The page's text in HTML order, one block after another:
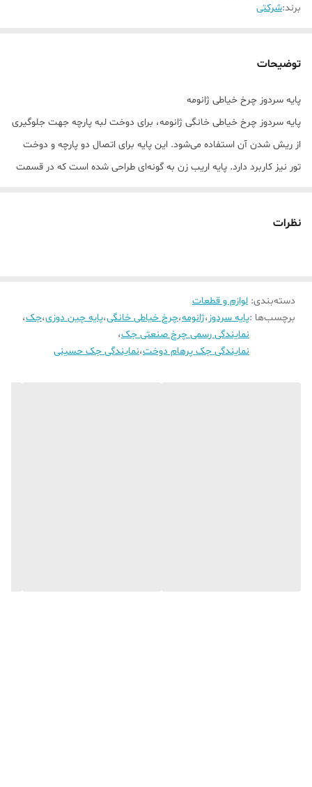
برند:شرکتی
توضیحات
پایه سردوز چرخ خیاطی ژانومه
پایه سردوز چرخ خیاطی خانگی ژانومه، برای دوخت لبه پارچه جهت جلوگیری
از ریش شدن آن استفاده می‌شود. این پایه برای اتصال دو پارچه و دوخت
تور نیز کاربرد دارد. پایه اریب زن به گونه‌ای طراحی شده است که در قسمت
نظرات
دسته‌بندی: لوازم و قطعات
برچسب‌ها :پایه سردوز،ژانومه،چرخ خیاطی خانگی،پایه چین دوزی،جک،
نمایندگی رسمی چرخ صنعتی جک،
نمایندگی جک پرهام دوخت،نمایندگی جک حسینی